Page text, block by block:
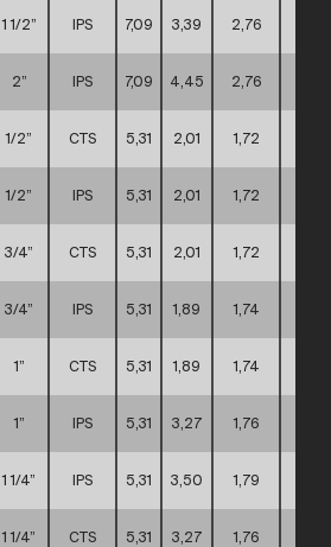
1 1/2” IPS 7,09 3,39 2,76
2” IPS 7,09 4,45 2,76
1/2” CTS 5,31 2,01 1,72
1/2” IPS 5,31 2,01 1,72
3/4” CTS 5,31 2,01 1,72
3/4” IPS 5,31 1,89 1,74
1” CTS 5,31 1,89 1,74
1” IPS 5,31 3,27 1,76
1 1/4” IPS 5,31 3,50 1,79
1 1/4” CTS 5,31 3,27 1,76